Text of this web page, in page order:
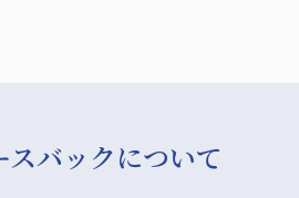
スバックについて